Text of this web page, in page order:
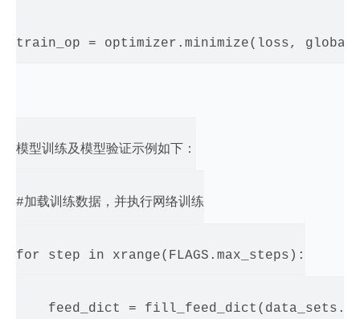
train_op = optimizer.minimize(loss,
模型训练及模型验证示例如下：
#加载训练数据，并执行网络训练
for step in xrange(FLAGS.max_steps):
feed_dict =